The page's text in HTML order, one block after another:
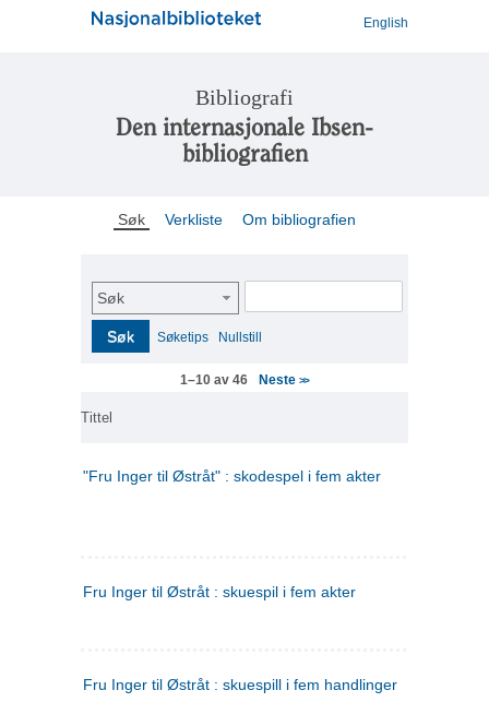
English
Bibliografi
Den internasjonale Ibsen-
bibliografien
Søk Verkliste Om bibliografien
Søk
Søk Søketips Nullstill
1–10 av 46 Neste>>
Tittel
"Fru Inger til Østråt" : skodespel i fem akter
Fru Inger til Østråt : skuespil i fem akter
Fru Inger til Østråt : skuespill i fem handlinger